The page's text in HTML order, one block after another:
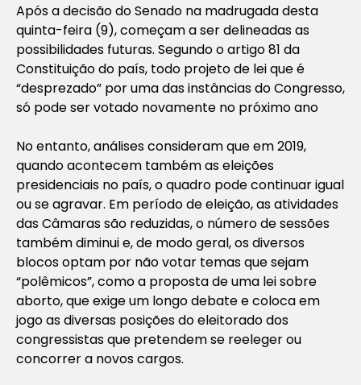
Após a decisão do Senado na madrugada desta
quinta-feira (9), começam a ser delineadas as
possibilidades futuras. Segundo o artigo 81 da
Constituição do país, todo projeto de lei que é
“desprezado” por uma das instâncias do Congresso,
só pode ser votado novamente no próximo ano
No entanto, análises consideram que em 2019,
quando acontecem também as eleições
presidenciais no país, o quadro pode continuar igual
ou se agravar. Em período de eleição, as atividades
das Câmaras são reduzidas, o número de sessões
também diminui e, de modo geral, os diversos
blocos optam por não votar temas que sejam
“polêmicos”, como a proposta de uma lei sobre
aborto, que exige um longo debate e coloca em
jogo as diversas posições do eleitorado dos
congressistas que pretendem se reeleger ou
concorrer a novos cargos.